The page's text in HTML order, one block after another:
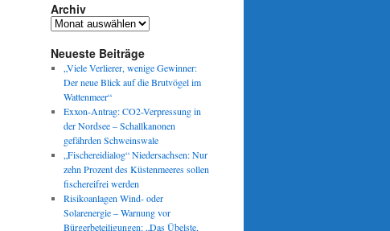
Archiv
Archiv
Neueste Beiträge
„Viele Verlierer, wenige Gewinner:
Der neue Blick auf die Brutvögel im
Wattenmeer“
Exxon-Antrag: CO2-Verpressung in
der Nordsee – Schallkanonen
gefährden Schweinswale
„Fischereidialog“ Niedersachsen: Nur
zehn Prozent des Küstenmeeres sollen
fischereifrei werden
Risikoanlagen Wind- oder
Solarenergie – Warnung vor
Bürgerbeteiligungen: „Das Übelste,